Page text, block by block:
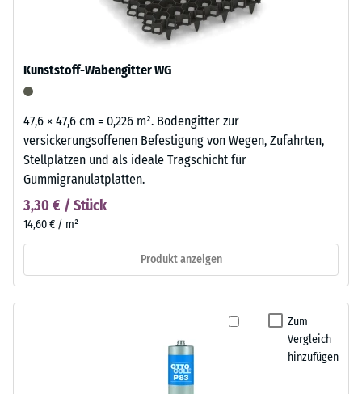
Kunststoff-Wabengitter WG
47,6 × 47,6 cm = 0,226 m². Bodengitter zur
versickerungsoffenen Befestigung von Wegen, Zufahrten,
Stellplätzen und als ideale Tragschicht für
Gummigranulatplatten.
3,30 € / Stück
14,60 € / m²
Produkt anzeigen
Zum
Vergleich
hinzufügen